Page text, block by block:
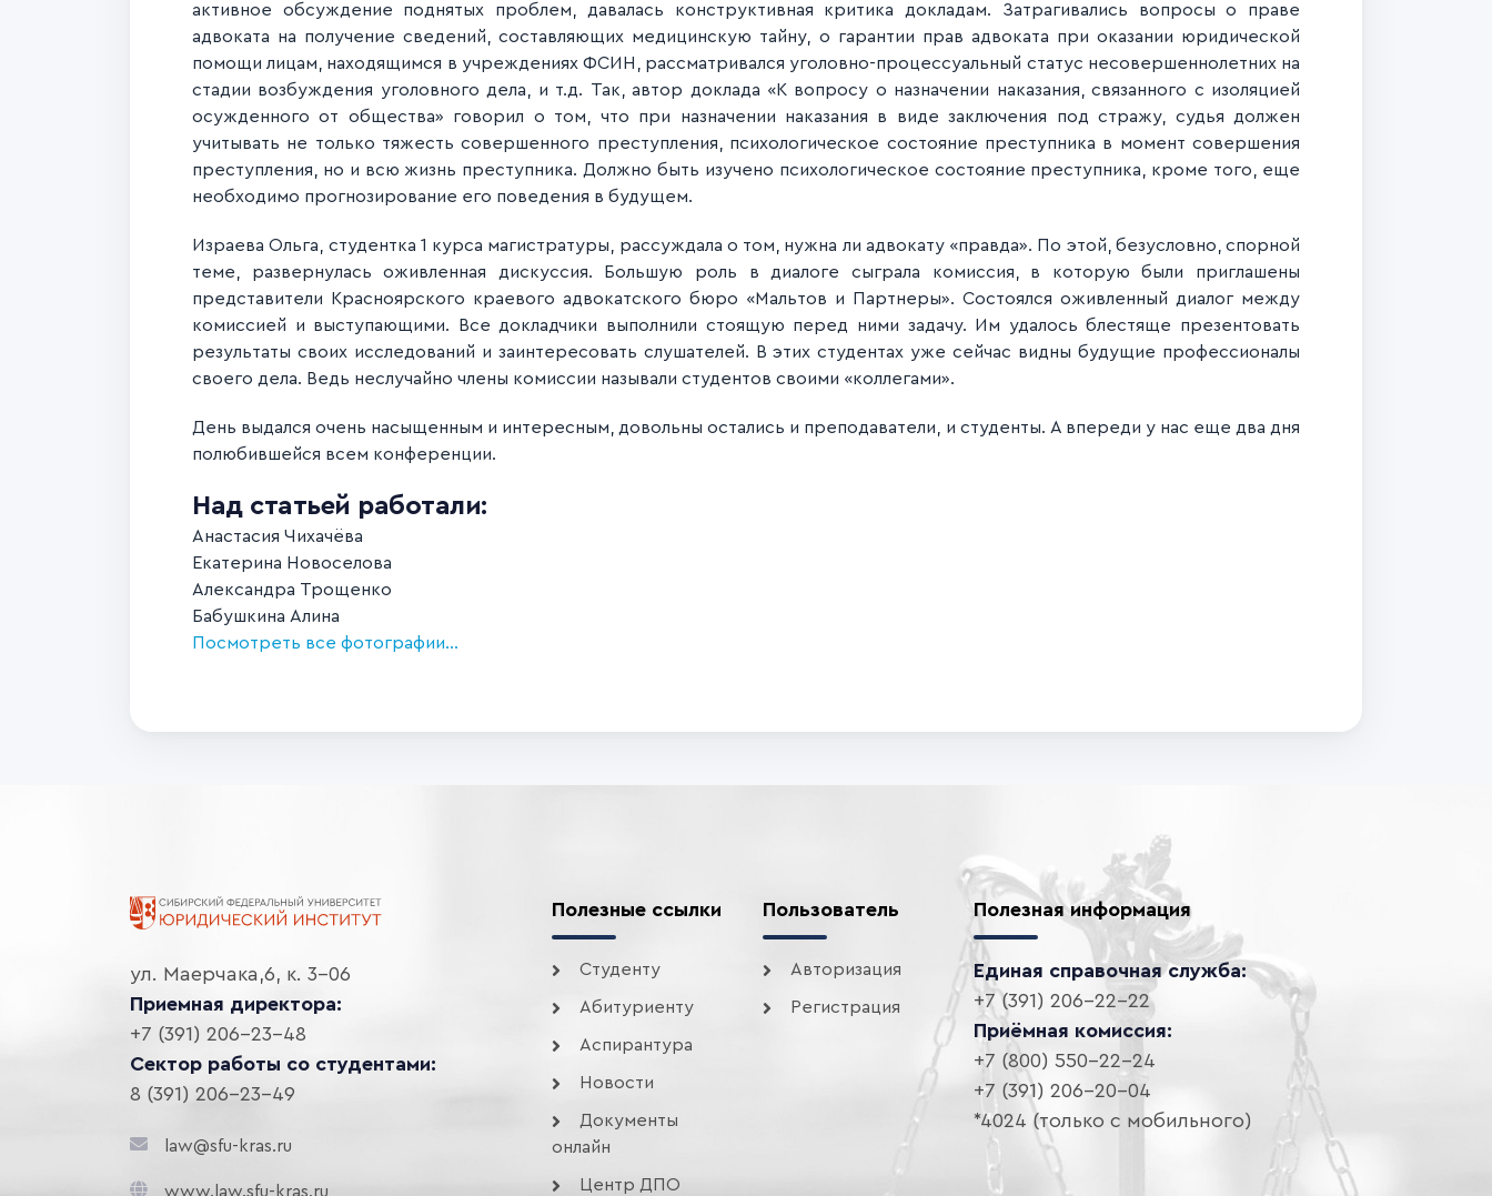
активное обсуждение поднятых проблем, давалась конструктивная критика докладам. Затрагивались вопросы о праве
адвоката на получение сведений, составляющих медицинскую тайну, о гарантии прав адвоката при оказании юридической
помощи лицам, находящимся в учреждениях ФСИН, рассматривался уголовно-процессуальный статус несовершеннолетних на
стадии возбуждения уголовного дела, и т.д. Так, автор доклада «К вопросу о назначении наказания, связанного с изоляцией
осужденного от общества» говорил о том, что при назначении наказания в виде заключения под стражу, судья должен
учитывать не только тяжесть совершенного преступления, психологическое состояние преступника в момент совершения
преступления, но и всю жизнь преступника. Должно быть изучено психологическое состояние преступника, кроме того, еще
необходимо прогнозирование его поведения в будущем.
Израева Ольга, студентка 1 курса магистратуры, рассуждала о том, нужна ли адвокату «правда». По этой, безусловно, спорной
теме, развернулась оживленная дискуссия. Большую роль в диалоге сыграла комиссия, в которую были приглашены
представители Красноярского краевого адвокатского бюро «Мальтов и Партнеры». Состоялся оживленный диалог между
комиссией и выступающими. Все докладчики выполнили стоящую перед ними задачу. Им удалось блестяще презентовать
результаты своих исследований и заинтересовать слушателей. В этих студентах уже сейчас видны будущие профессионалы
своего дела. Ведь неслучайно члены комиссии называли студентов своими «коллегами».
День выдался очень насыщенным и интересным, довольны остались и преподаватели, и студенты. А впереди у нас еще два дня
полюбившейся всем конференции.
Над статьей работали:
Анастасия Чихачёва
Екатерина Новоселова
Александра Трощенко
Бабушкина Алина
Посмотреть все фотографии...
ул. Маерчака,6, к. 3-06
Приемная директора:
+7 (391) 206-23-48
Сектор работы со студентами:
8 (391) 206-23-49
law@sfu-kras.ru
www.law.sfu-kras.ru
Полезные ссылки
Студенту
Абитуриенту
Аспирантура
Новости
Документы
онлайн
Центр ДПО
Пользователь
Авторизация
Регистрация
Полезная информация
Единая справочная служба:
+7 (391) 206-22-22
Приёмная комиссия:
+7 (800) 550-22-24
+7 (391) 206-20-04
*4024 (только с мобильного)